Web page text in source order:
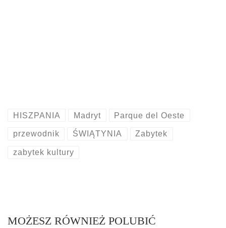
HISZPANIA Madryt Parque del Oeste
przewodnik ŚWIĄTYNIA Zabytek
zabytek kultury
MOŻESZ RÓWNIEŻ POLUBIĆ